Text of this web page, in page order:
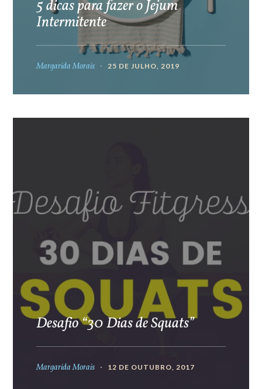
5 dicas para fazer o Jejum
Intermitente
Margarida Morais 25 DE JULHO, 2019
Desafio “30 Dias de Squats”
Margarida Morais 12 DE OUTUBRO, 2017